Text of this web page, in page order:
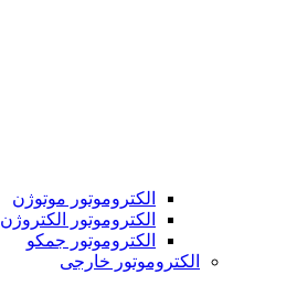
الکتروموتور موتوژن
الکتروموتور الکتروژن
الکتروموتور جمکو
الکتروموتور خارجی